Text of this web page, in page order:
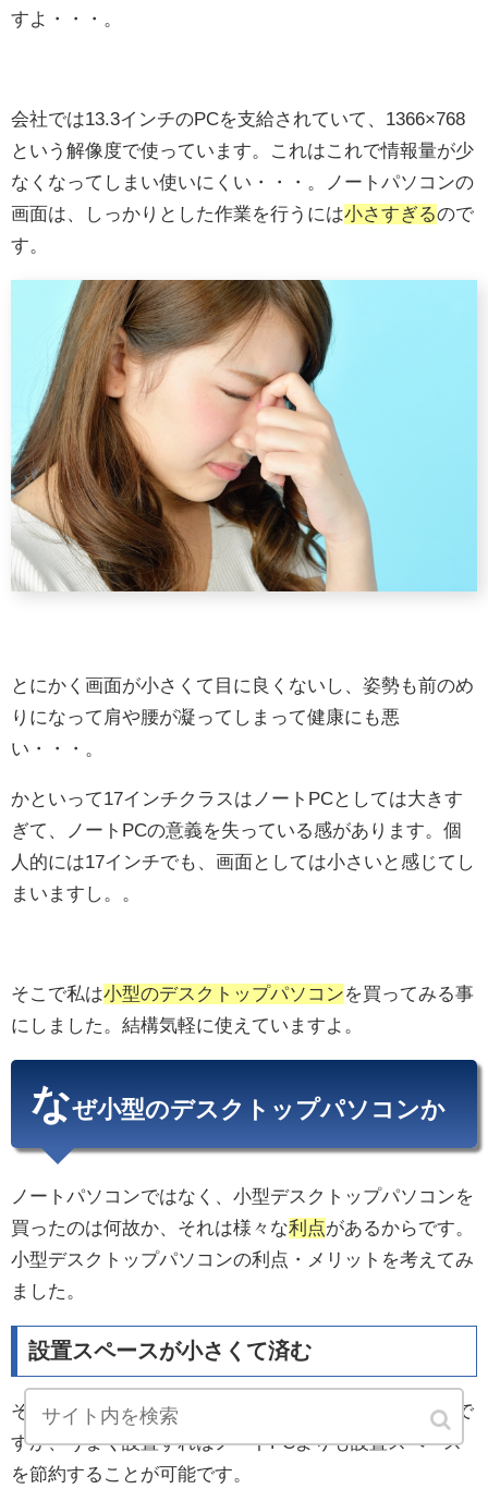
すよ・・・。
会社では13.3インチのPCを支給されていて、1366×768
という解像度で使っています。これはこれで情報量が少
なくなってしまい使いにくい・・・。ノートパソコンの
画面は、しっかりとした作業を行うには小さすぎるので
す。
とにかく画面が小さくて目に良くないし、姿勢も前のめ
りになって肩や腰が凝ってしまって健康にも悪
い・・・。
かといって17インチクラスはノートPCとしては大きす
ぎて、ノートPCの意義を失っている感があります。個
人的には17インチでも、画面としては小さいと感じてし
まいますし。。
そこで私は小型のデスクトップパソコンを買ってみる事
にしました。結構気軽に使えていますよ。
なぜ小型のデスクトップパソコンか
ノートパソコンではなく、小型デスクトップパソコンを
買ったのは何故か、それは様々な利点があるからです。
小型デスクトップパソコンの利点・メリットを考えてみ
ました。
設置スペースが小さくて済む
そもそも小型ですから 設置スペースは小さくて済むので
すが、うまく設置すればノートPCよりも設置スペース
を節約することが可能です。